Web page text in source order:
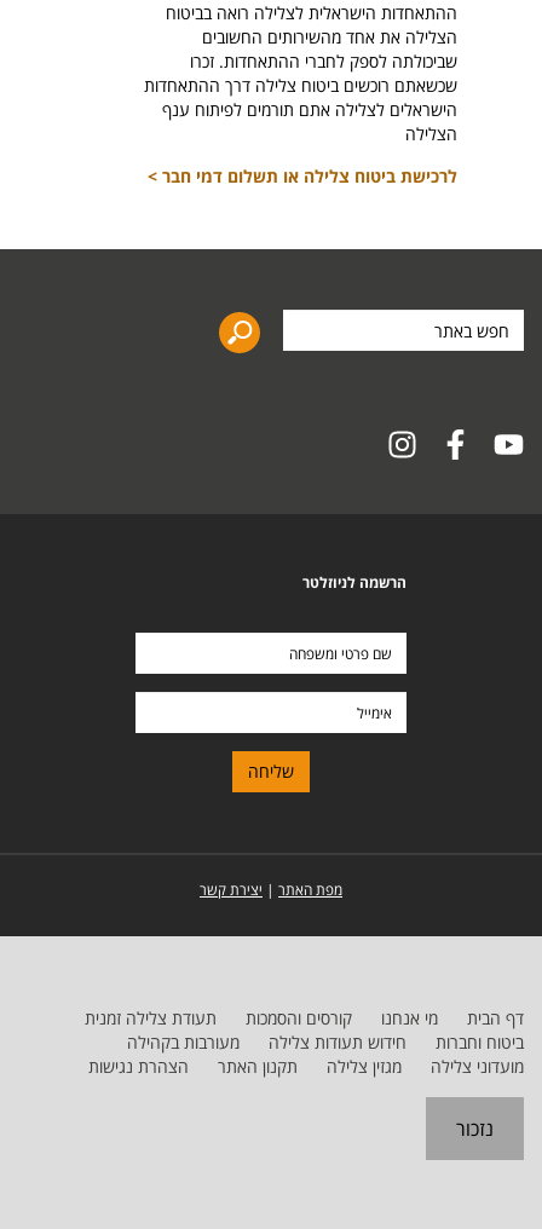
ההתאחדות הישראלית לצלילה רואה בביטוח
הצלילה את אחד מהשירותים החשובים
שביכולתה לספק לחברי ההתאחדות. זכרו
שכשאתם רוכשים ביטוח צלילה דרך ההתאחדות
הישראלים לצלילה אתם תורמים לפיתוח ענף
הצלילה
לרכישת ביטוח צלילה או תשלום דמי חבר >
באתר
הרשמה לניוזלטר
מפת האתר | יצירת קשר
דף הבית מי אנחנו קורסים והסמכות
תעודת צלילה זמנית
ביטוח וחברות
חידוש תעודות צלילה
מעורבות בקהילה
מועדוני צלילה
מגזין צלילה תקנון האתר הצהרת נגישות
נזכור